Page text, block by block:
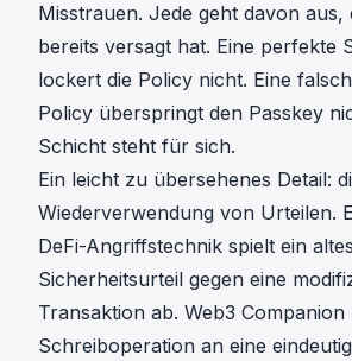
Misstrauen. Jede geht davon aus,
bereits versagt hat. Eine perfekte
lockert die Policy nicht. Eine
Policy überspringt den Passkey
Schicht steht für sich.
Ein leicht zu übersehenes Detail:
Wiederverwendung von Urteilen.
DeFi-Angriffstechnik spielt ein altes
Sicherheitsurteil gegen eine
Transaktion ab. Web3 Companion
Schreiboperation an eine